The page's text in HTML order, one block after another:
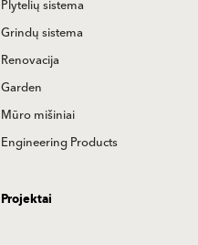
Plaatide süsteem
Põrandasüsteem
Renoveerimine
Aed
Müüritisegud
Inseneritooted
Projektid